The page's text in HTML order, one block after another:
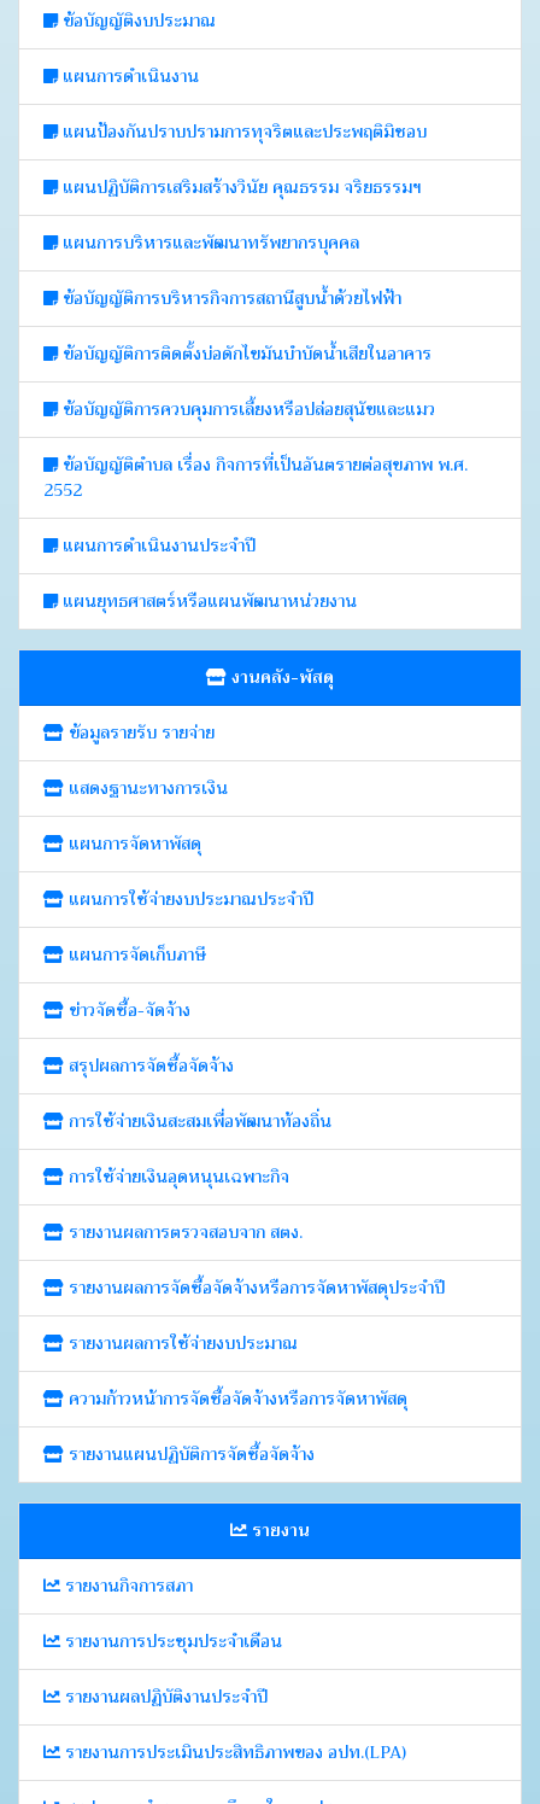
ข้อบัญญัติงบประมาณ
แผนการดำเนินงาน
แผนป้องกันปราบปรามการทุจริตและประพฤติมิชอบ
แผนปฏิบัติการเสริมสร้างวินัย คุณธรรม จริยธรรมฯ
แผนการบริหารและพัฒนาทรัพยากรบุคคล
ข้อบัญญัติการบริหารกิจการสถานีสูบน้ำด้วยไฟฟ้า
ข้อบัญญัติการติดตั้งบ่อดักไขมันบำบัดน้ำเสียในอาคาร
ข้อบัญญัติการควบคุมการเลี้ยงหรือปล่อยสุนัขและแมว
ข้อบัญญัติตำบล เรื่อง กิจการที่เป็นอันตรายต่อสุขภาพ พ.ศ.
2552
แผนการดำเนินงานประจำปี
แผนยุทธศาสตร์หรือแผนพัฒนาหน่วยงาน
งานคลัง-พัสดุ
ข้อมูลรายรับ รายจ่าย
แสดงฐานะทางการเงิน
แผนการจัดหาพัสดุ
แผนการใช้จ่ายงบประมาณประจำปี
แผนการจัดเก็บภาษี
ข่าวจัดซื้อ-จัดจ้าง
สรุปผลการจัดซื้อจัดจ้าง
การใช้จ่ายเงินสะสมเพื่อพัฒนาท้องถิ่น
การใช้จ่ายเงินอุดหนุนเฉพาะกิจ
รายงานผลการตรวจสอบจาก สตง.
รายงานผลการจัดซื้อจัดจ้างหรือการจัดหาพัสดุประจำปี
รายงานผลการใช้จ่ายงบประมาณ
ความก้าวหน้าการจัดซื้อจัดจ้างหรือการจัดหาพัสดุ
รายงานแผนปฏิบัติการจัดซื้อจัดจ้าง
รายงาน
รายงานกิจการสภา
รายงานการประชุมประจำเดือน
รายงานผลปฏิบัติงานประจำปี
รายงานการประเมินประสิทธิภาพของ อปท.(LPA)